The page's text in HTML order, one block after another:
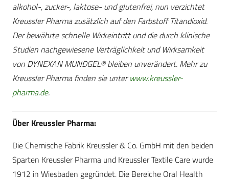
alkohol-, zucker-, laktose- und glutenfrei, nun verzichtet
Kreussler Pharma zusätzlich auf den Farbstoff Titandioxid.
Der bewährte schnelle Wirkeintritt und die durch klinische
Studien nachgewiesene Verträglichkeit und Wirksamkeit
von DYNEXAN MUNDGEL® bleiben unverändert. Mehr zu
Kreussler Pharma finden sie unterwww.kreussler-
pharma.de.
Über Kreussler Pharma:
Die Chemische Fabrik Kreussler & Co. GmbH mit den beiden
Sparten Kreussler Pharma und Kreussler Textile Care wurde
1912 in Wiesbaden gegründet. Die Bereiche Oral Health